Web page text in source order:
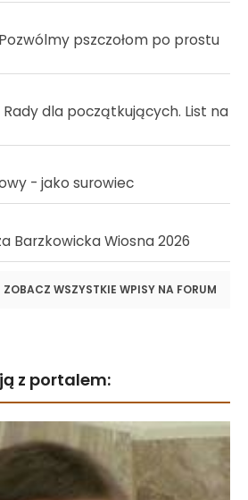
pszczołom po prostu
dla początkujących. List na
- jako surowiec
Barzkowicka Wiosna 2026
ZOBACZ WSZYSTKIE WPISY NA FORUM
z portalem: